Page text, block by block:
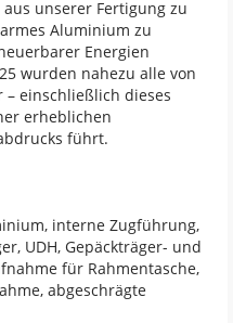
unserer Fertigung zu
Aluminium zu
Energien
wurden nahezu alle von
einschließlich dieses
erheblichen
führt.
interne Zugführung,
UDH, Gepäckträger- und
für Rahmentasche,
abgeschrägte